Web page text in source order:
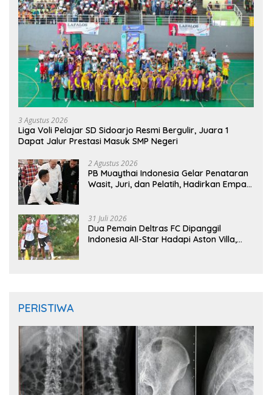
3 Agustus 2026
Liga Voli Pelajar SD Sidoarjo Resmi Bergulir, Juara 1
Dapat Jalur Prestasi Masuk SMP Negeri
2 Agustus 2026
PB Muaythai Indonesia Gelar Penataran
Wasit, Juri, dan Pelatih, Hadirkan Empat
31 Juli 2026
Dua Pemain Deltras FC Dipanggil
Indonesia All-Star Hadapi Aston Villa,
PERISTIWA